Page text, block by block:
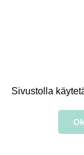
Sivustolla